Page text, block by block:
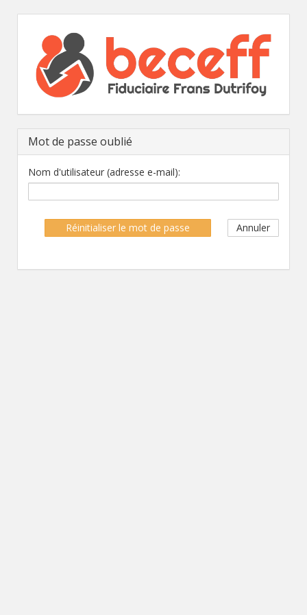
Mot de passe oublié
Nom d'utilisateur (adresse e-mail):